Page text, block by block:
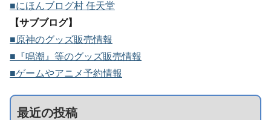
■にほんブログ村 任天堂
【サブブログ】
■原神のグッズ販売情報
■『鳴潮』等のグッズ販売情報
■ゲームやアニメ予約情報
最近の投稿